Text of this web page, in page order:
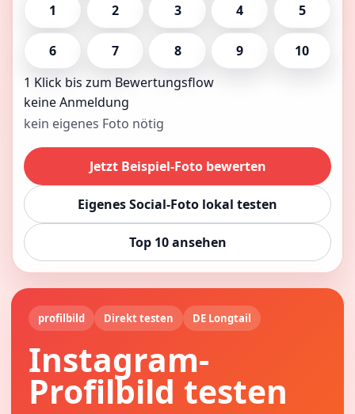
1 2 3 4 5
6 7 8 9
10
1 Klick bis zum Bewertungsflow
keine Anmeldung
kein eigenes Foto nötig
Jetzt Beispiel-Foto bewerten
Eigenes Social-Foto lokal testen
Top 10 ansehen
profilbild Direkt testen DE Longtail
Instagram-
Profilbild testen